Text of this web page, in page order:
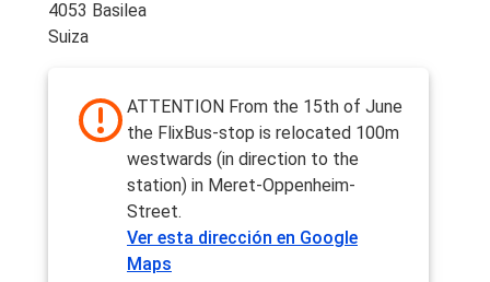
4053 Basilea
Suiza
ATTENTION From the 15th of June
the FlixBus-stop is relocated 100m
westwards (in direction to the
station) in Meret-Oppenheim-
Street.
Ver esta dirección en Google
Maps